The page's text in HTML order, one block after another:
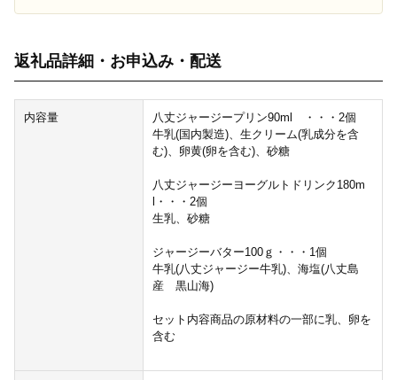
返礼品詳細・お申込み・配送
内容量
八丈ジャージープリン90ml ・・・2個
牛乳(国内製造)、生クリーム(乳成分を含
む)、卵黄(卵を含む)、砂糖
八丈ジャージーヨーグルトドリンク180m
l・・・2個
生乳、砂糖
ジャージーバター100ｇ・・・1個
牛乳(八丈ジャージー牛乳)、海塩(八丈島
産 黒山海)
セット内容商品の原材料の一部に乳、卵を
含む